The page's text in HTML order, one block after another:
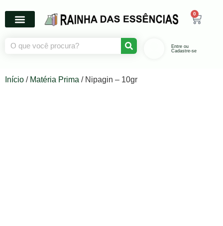
0
Entre ou
Cadastre-se
Início / Matéria Prima / Nipagin – 10gr